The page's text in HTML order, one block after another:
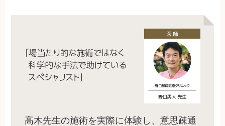
高木先生の施術を実際に体験し、意思疎通